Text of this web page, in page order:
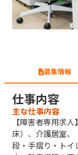
募集情報
仕事内容
主な仕事内容
【障害者専用
床）、介護
段・手摺り・ト